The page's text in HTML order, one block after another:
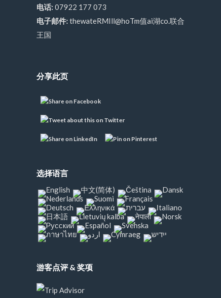
电话: 07922 177 073
电子邮件: thewateRMIll@hoTm值ai湖co.联合
王国
分享此页
选择语言
游客点评 & 奖项